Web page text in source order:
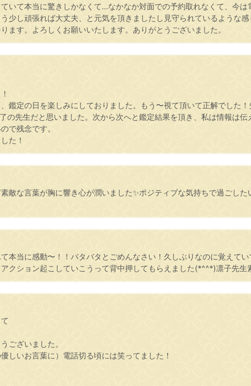
いて本当に驚きしかなくて…なかなか対面での予約取れなくて、今
少し頑張れば大丈夫、と元気を頂きましたし見守られているような
ます。よろしくお願いいたします。ありがとうございました。
鑑定の日を楽しみにしておりました。もう〜視て頂いて正解でした！
の先生だと思いました。次から次へと鑑定結果を頂き、私は情報は伝
で残念です。
た！
敵な言葉が胸に響き心が潤いました✨ポジティブな気持ちで過ごし
本当に感動〜！！バタバタとごめんなさい！久しぶりなのに覚えて
クション起こしていこうって背中押してもらえました(*^^*)凛子先生
ございました。
しいお言葉に）電話切る頃には笑ってました！